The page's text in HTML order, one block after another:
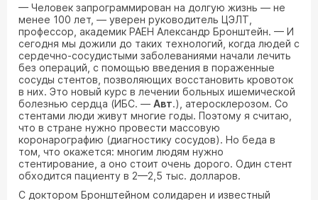
— Человек запрограммирован на долгую жизнь — не
менее 100 лет, — уверен руководитель ЦЭЛТ,
профессор, академик РАЕН Александр Бронштейн. — И
сегодня мы дожили до таких технологий, когда людей с
сердечно-сосудистыми заболеваниями начали лечить
без операций, с помощью введения в пораженные
сосуды стентов, позволяющих восстановить кровоток
в них. Это новый курс в лечении больных ишемической
болезнью сердца (ИБС. — Авт.), атеросклерозом. Со
стентами люди живут многие годы. Поэтому я считаю,
что в стране нужно провести массовую
коронарографию (диагностику сосудов). Но беда в
том, что окажется: многим людям нужно
стентирование, а оно стоит очень дорого. Один стент
обходится пациенту в 2—2,5 тыс. долларов.
С доктором Бронштейном солидарен и известный